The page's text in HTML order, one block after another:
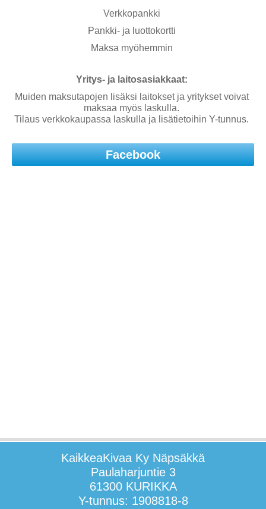
Verkkopankki
Pankki- ja luottokortti
Maksa myöhemmin
Yritys- ja laitosasiakkaat:
Muiden maksutapojen lisäksi laitokset ja yritykset voivat
maksaa myös laskulla.
Tilaus verkkokaupassa laskulla ja lisätietoihin Y-tunnus.
Facebook
KaikkeaKivaa Ky Näpsäkkä
Paulaharjuntie 3
61300 KURIKKA
Y-tunnus: 1908818-8